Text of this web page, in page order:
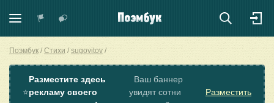
Поэмбук Стихи sugovitov
⭐
Разместите здесь
рекламу своего
Ваш баннер
увидят сотни
Разместить